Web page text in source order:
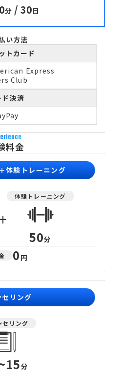
分 / 30日
い方法
トカード
Express
Club
ド決済
料金
体験トレーニング
体験トレーニング
50分
0 円
リング
セリング
分